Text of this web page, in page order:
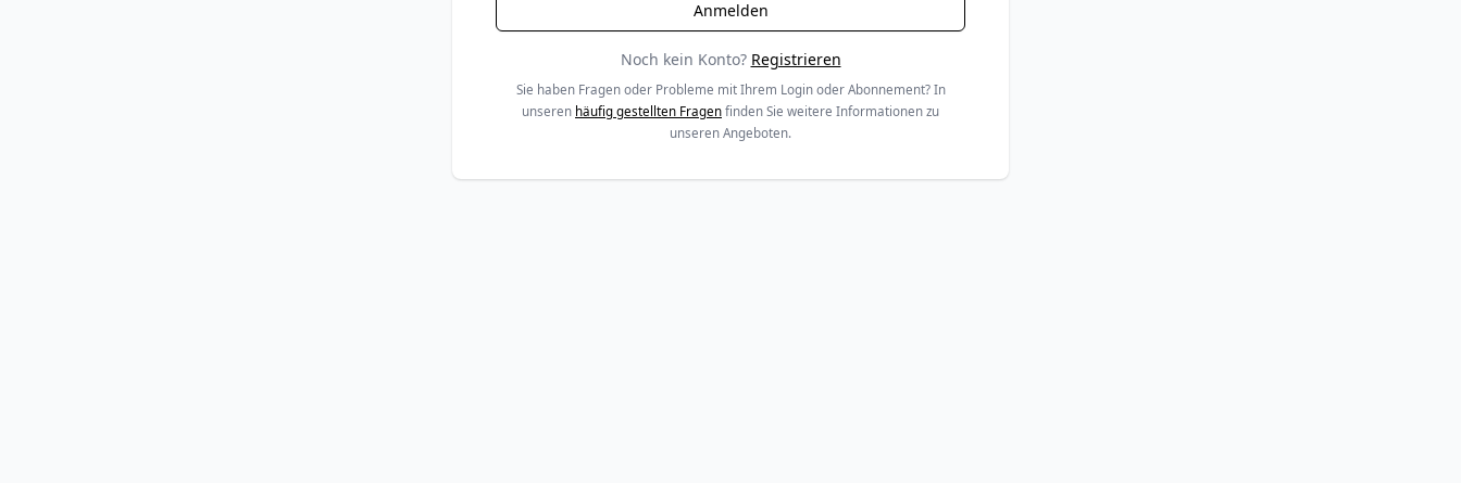
Noch kein Konto? Registrieren
Sie haben Fragen oder Probleme mit Ihrem Login oder Abonnement? In
unseren häufig gestellten Fragen finden Sie weitere Informationen zu
unseren Angeboten.